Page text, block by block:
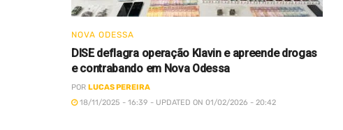
NOVA ODESSA
DISE deflagra operação Klavin e apreende drogas
e contrabando em Nova Odessa
POR LUCAS PEREIRA
18/11/2025 - 16:39 - UPDATED ON 01/02/2026 - 20:42